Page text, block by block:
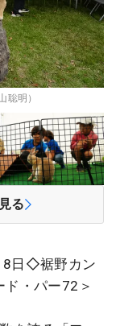
聡明）
る
日◇裾野カン
・パー72＞